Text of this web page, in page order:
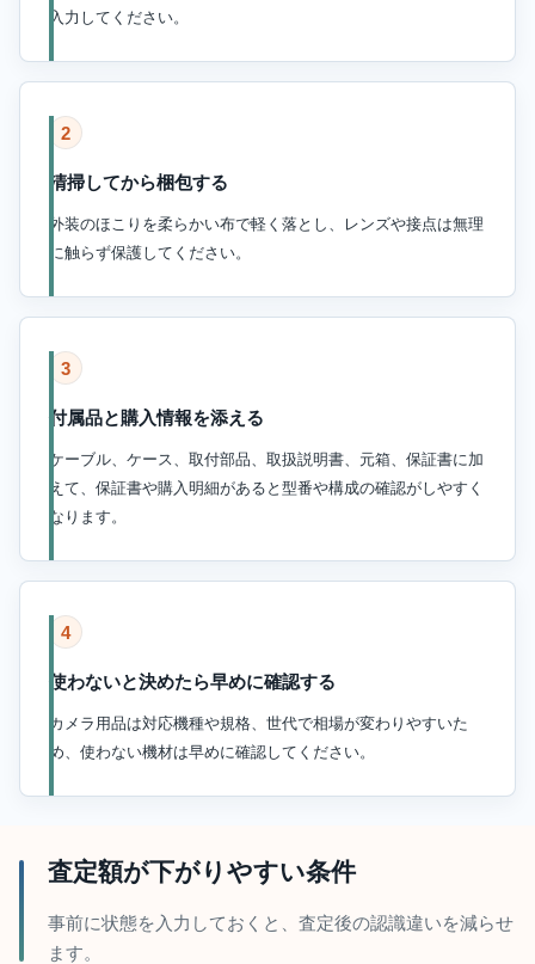
入力してください。
2
清掃してから梱包する
外装のほこりを柔らかい布で軽く落とし、レンズや接点は無理
に触らず保護してください。
3
付属品と購入情報を添える
ケーブル、ケース、取付部品、取扱説明書、元箱、保証書に加
えて、保証書や購入明細があると型番や構成の確認がしやすく
なります。
4
使わないと決めたら早めに確認する
カメラ用品は対応機種や規格、世代で相場が変わりやすいた
め、使わない機材は早めに確認してください。
査定額が下がりやすい条件
事前に状態を入力しておくと、査定後の認識違いを減らせ
ます。